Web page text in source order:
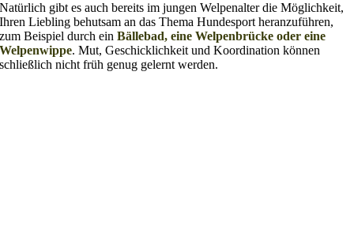
Natürlich gibt es auch bereits im jungen Welpenalter die Möglichkeit,
Ihren Liebling behutsam an das Thema Hundesport heranzuführen,
zum Beispiel durch einBällebad, eine Welpenbrücke oder eine
Welpenwippe. Mut, Geschicklichkeit und Koordination können
schließlich nicht früh genug gelernt werden.